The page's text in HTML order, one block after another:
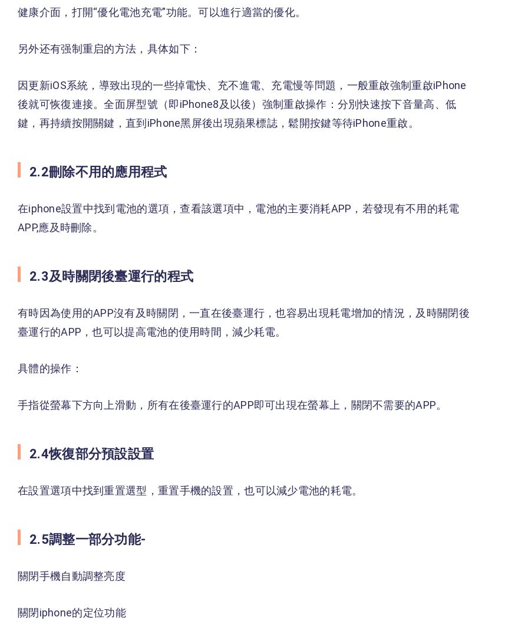
健康介面，打開“優化電池充電”功能。可以進行適當的優化。
另外还有强制重启的方法，具体如下：
因更新iOS系統，導致出現的一些掉電快、充不進電、充電慢等問題，一般重啟強制重啟iPhone
後就可恢復連接。全面屏型號（即iPhone8及以後）強制重啟操作：分別快速按下音量高、低
鍵，再持續按開關鍵，直到iPhone黑屏後出現蘋果標誌，鬆開按鍵等待iPhone重啟。
2.2刪除不用的應用程式
在iphone設置中找到電池的選項，查看該選項中，電池的主要消耗APP，若發現有不用的耗電
APP,應及時刪除。
2.3及時關閉後臺運行的程式
有時因為使用的APP沒有及時關閉，一直在後臺運行，也容易出現耗電增加的情況，及時關閉後
臺運行的APP，也可以提高電池的使用時間，減少耗電。
具體的操作：
手指從螢幕下方向上滑動，所有在後臺運行的APP即可出現在螢幕上，關閉不需要的APP。
2.4恢復部分預設設置
在設置選項中找到重置選型，重置手機的設置，也可以減少電池的耗電。
2.5調整一部分功能-
關閉手機自動調整亮度
關閉iphone的定位功能